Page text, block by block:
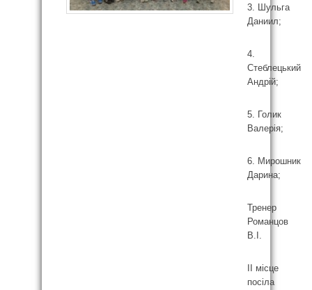
3. Шульга
Даниил;
4.
Стеблецький
Андрій;
5. Голик
Валерія;
6. Мирошник
Дарина;
Тренер
Романцов
В.І.
ІІ місце
посіла